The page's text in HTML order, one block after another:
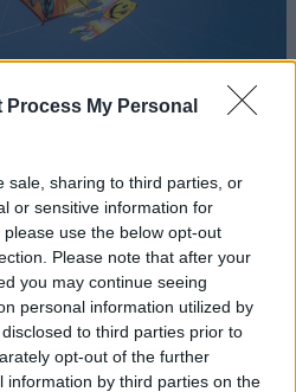
Process My Personal
sale, sharing to third parties, or
or sensitive information for
use the below opt-out
Please note that after your
you may continue seeing
personal information utilized by
to third parties prior to
opt-out of the further
information by third parties on the
σε γκρεμό 7 μέτρων –
χαρταετό